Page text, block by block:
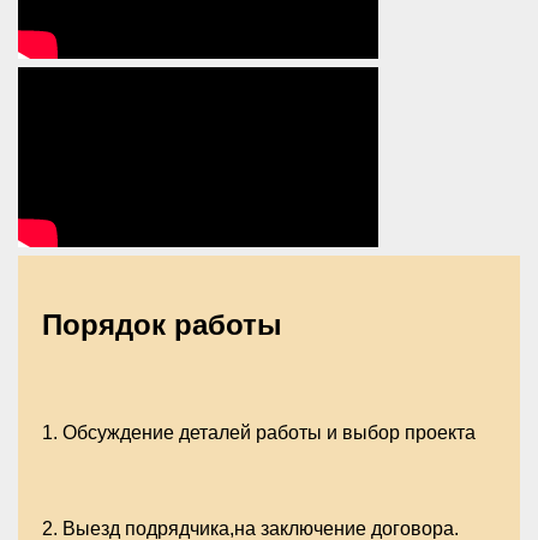
Порядок работы
1. Обсуждение деталей работы и выбор проекта
2. Выезд подрядчика,на заключение договора.